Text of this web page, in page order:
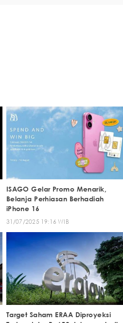
ISAGO Gelar Promo Menarik,
Belanja Perhiasan Berhadiah
iPhone 16
31/07/2025 19:16 WIB
Target Saham ERAA Diproyeksi